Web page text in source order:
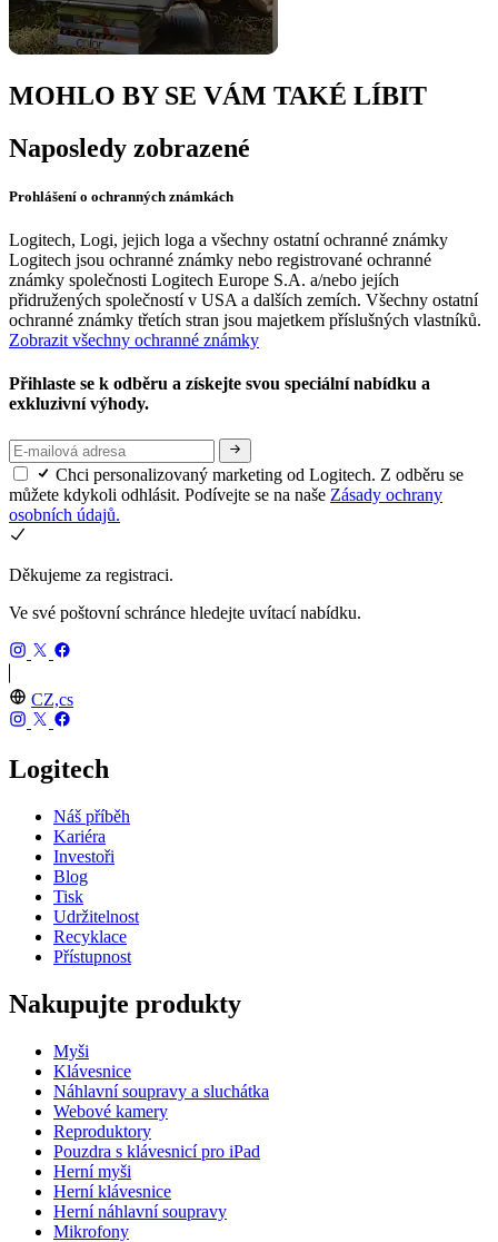
MOHLO BY SE VÁM TAKÉ LÍBIT
Naposledy zobrazené
Prohlášení o ochranných známkách
Logitech, Logi, jejich loga a všechny ostatní ochranné známky
Logitech jsou ochranné známky nebo registrované ochranné
známky společnosti Logitech Europe S.A. a/nebo jejích
přidružených společností v USA a dalších zemích. Všechny ostatní
ochranné známky třetích stran jsou majetkem příslušných vlastníků.
Zobrazit všechny ochranné známky
Přihlaste se k odběru a získejte svou speciální nabídku a
exkluzivní výhody.
Chci personalizovaný marketing od Logitech. Z odběru se
můžete kdykoli odhlásit. Podívejte se na naše Zásady ochrany
osobních údajů.
Děkujeme za registraci.
Ve své poštovní schránce hledejte uvítací nabídku.
CZ,cs
Logitech
Náš příběh
Kariéra
Investoři
Blog
Tisk
Udržitelnost
Recyklace
Přístupnost
Nakupujte produkty
Myši
Klávesnice
Náhlavní soupravy a sluchátka
Webové kamery
Reproduktory
Pouzdra s klávesnicí pro iPad
Herní myši
Herní klávesnice
Herní náhlavní soupravy
Mikrofony